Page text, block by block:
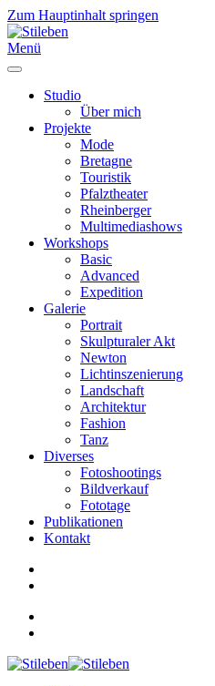
Zum Hauptinhalt springen
Menü
Studio
Über mich
Projekte
Mode
Bretagne
Touristik
Pfalztheater
Rheinberger
Multimediashows
Workshops
Basic
Advanced
Expedition
Galerie
Portrait
Skulpturaler Akt
Newton
Lichtinszenierung
Landschaft
Architektur
Fashion
Tanz
Diverses
Fotoshootings
Bildverkauf
Fototage
Publikationen
Kontakt